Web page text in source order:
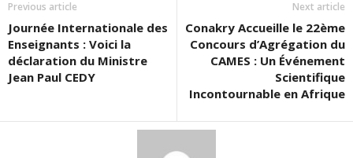
Previous article
Journée Internationale des
Enseignants : Voici la
déclaration du Ministre
Jean Paul CEDY
Next article
Conakry Accueille le 22ème
Concours d’Agrégation du
CAMES : Un Événement
Scientifique
Incontournable en Afrique